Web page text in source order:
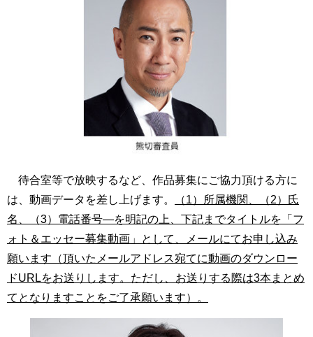
待合室等で放映するなど、作品募集にご協力頂ける方に
は、動画データを差し上げます。
（1）所属機関、（2）氏
名、（3）電話番号―を明記の上、下記までタイトルを「フ
ォト＆エッセー募集動画」として、メールにてお申し込み
願います（頂いたメールアドレス宛てに動画のダウンロー
ドURLをお送りします。ただし、お送りする際は3本まとめ
てとなりますことをご了承願います）。